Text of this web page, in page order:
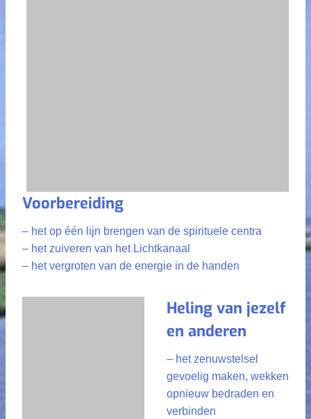
Voorbereiding
– het op één lijn brengen van de spirituele centra
– het zuiveren van het Lichtkanaal
– het vergroten van de energie in de handen
Heling van jezelf
en anderen
– het zenuwstelsel
gevoelig maken, wekken
opnieuw bedraden en
verbinden